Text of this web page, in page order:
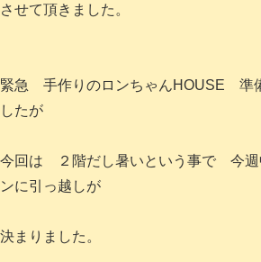
させて頂きました。
緊急 手作りのロンちゃんHOUSE 準
したが
今回は ２階だし暑いという事で 今週
ンに引っ越しが
決まりました。